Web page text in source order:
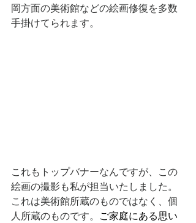
岡方面の美術館などの絵画修復を多数
手掛けてられます。
これもトップバナーなんですが、この
絵画の撮影も私が担当いたしました。
これは美術館所蔵のものではなく、個
人所蔵のものです。
ご家庭にある思い